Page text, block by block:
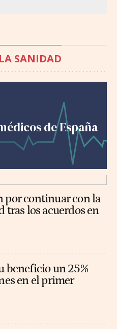
SANIDAD
de España
por continuar con la
tras los acuerdos en
beneficio un 25%
en el primer